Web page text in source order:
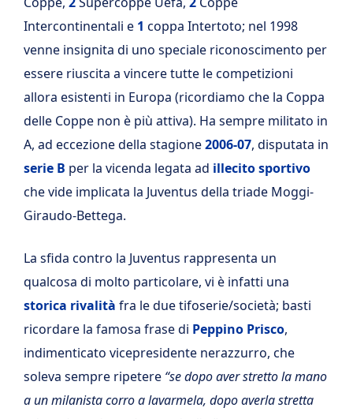
Intercontinentali e 1 coppa Intertoto; nel 1998
venne insignita di uno speciale riconoscimento per
essere riuscita a vincere tutte le competizioni
allora esistenti in Europa (ricordiamo che la Coppa
delle Coppe non è più attiva). Ha sempre militato in
A, ad eccezione della stagione2006-07, disputata in
serie B per la vicenda legata ad illecito sportivo
che vide implicata la Juventus della triade Moggi-
Giraudo-Bettega.
La sfida contro la Juventus rappresenta un
qualcosa di molto particolare, vi è infatti una
storica rivalità fra le due tifoserie/società; basti
ricordare la famosa frase di Peppino Prisco,
indimenticato vicepresidente nerazzurro, che
soleva sempre ripetere “se dopo aver stretto la mano
a un milanista corro a lavarmela, dopo averla stretta